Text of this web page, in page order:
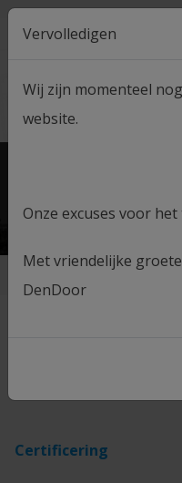
Certificering
Vervolledigen
Wij zijn momenteel
website.
Onze excuses voor
Met vriendelijke
DenDoor